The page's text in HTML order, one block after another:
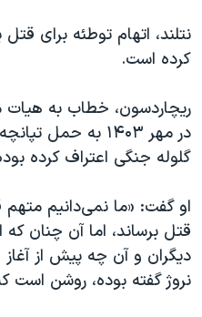
نتلند، اتهام توطئه برای
کرده‌ است.
ریچاردسون، خطاب به
در مهر ۱۴۰۳ به
گلوله جنگی اعتراف کرده
او گفت: «ما نمی‌دانیم
قتل برساند، اما آن چنان که
دیگران و آن چه پیش از
نروژ گفته بوده، روشن